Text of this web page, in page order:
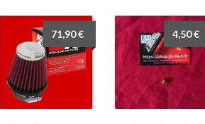
71,90€ 4,50€